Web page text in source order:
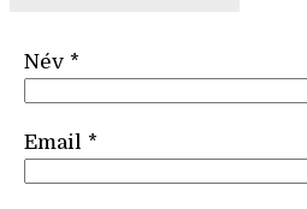
Név *
Email *